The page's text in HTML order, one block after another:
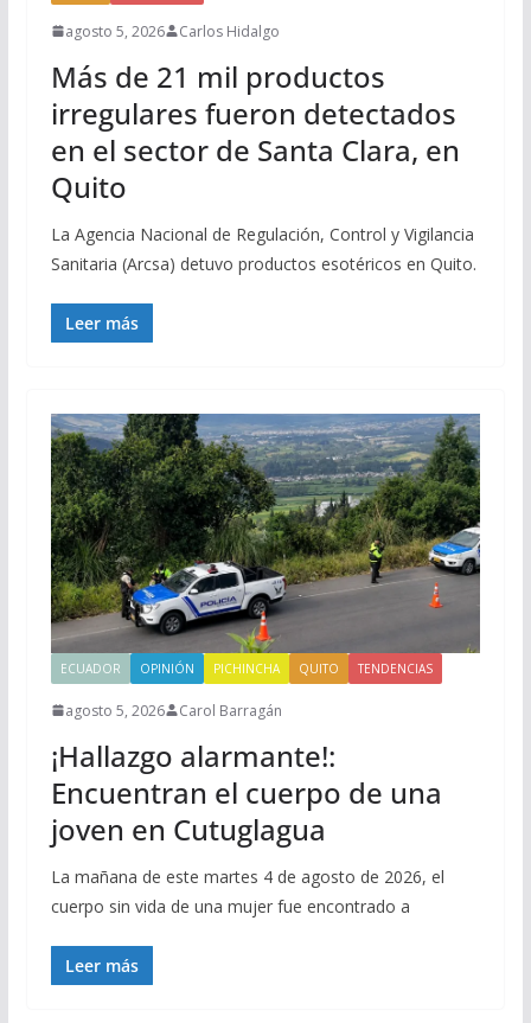
agosto 5, 2026 Carlos Hidalgo
Más de 21 mil productos
irregulares fueron detectados
en el sector de Santa Clara, en
Quito
La Agencia Nacional de Regulación, Control y Vigilancia
Sanitaria (Arcsa) detuvo productos esotéricos en Quito.
Leer más
ECUADOR OPINIÓN PICHINCHA QUITO TENDENCIAS
agosto 5, 2026 Carol Barragán
¡Hallazgo alarmante!:
Encuentran el cuerpo de una
joven en Cutuglagua
La mañana de este martes 4 de agosto de 2026, el
cuerpo sin vida de una mujer fue encontrado a
Leer más